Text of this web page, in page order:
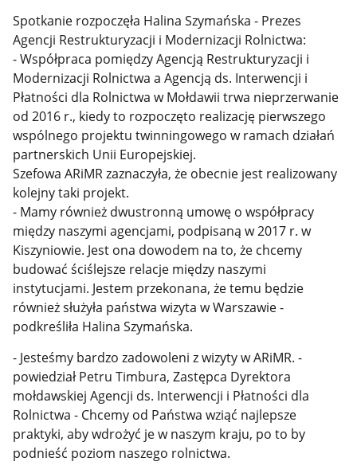
Spotkanie rozpoczęła Halina Szymańska - Prezes
Agencji Restrukturyzacji i Modernizacji Rolnictwa:
- Współpraca pomiędzy Agencją Restrukturyzacji i
Modernizacji Rolnictwa a Agencją ds. Interwencji i
Płatności dla Rolnictwa w Mołdawii trwa nieprzerwanie
od 2016 r., kiedy to rozpoczęto realizację pierwszego
wspólnego projektu twinningowego w ramach działań
partnerskich Unii Europejskiej.
Szefowa ARiMR zaznaczyła, że obecnie jest realizowany
kolejny taki projekt.
- Mamy również dwustronną umowę o współpracy
między naszymi agencjami, podpisaną w 2017 r. w
Kiszyniowie. Jest ona dowodem na to, że chcemy
budować ściślejsze relacje między naszymi
instytucjami. Jestem przekonana, że temu będzie
również służyła państwa wizyta w Warszawie -
podkreśliła Halina Szymańska.
- Jesteśmy bardzo zadowoleni z wizyty w ARiMR. -
powiedział Petru Timbura, Zastępca Dyrektora
mołdawskiej Agencji ds. Interwencji i Płatności dla
Rolnictwa - Chcemy od Państwa wziąć najlepsze
praktyki, aby wdrożyć je w naszym kraju, po to by
podnieść poziom naszego rolnictwa.